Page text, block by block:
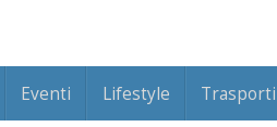
Eventi Lifestyle Trasporti